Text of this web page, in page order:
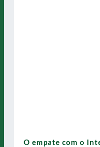
O empate com o